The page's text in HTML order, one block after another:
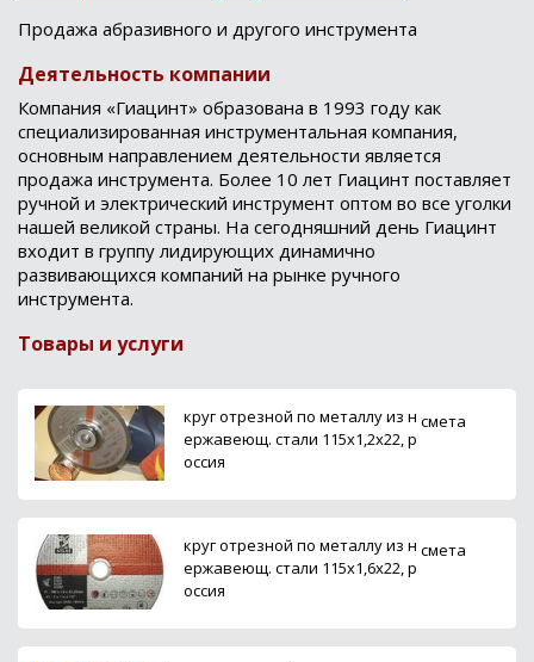
Продажа абразивного и другого инструмента
Деятельность компании
Компания «Гиацинт» образована в 1993 году как
специализированная инструментальная компания,
основным направлением деятельности является
продажа инструмента. Более 10 лет Гиацинт поставляет
ручной и электрический инструмент оптом во все уголки
нашей великой страны. На сегодняшний день Гиацинт
входит в группу лидирующих динамично
развивающихся компаний на рынке ручного
инструмента.
Товары и услуги
круг отрезной по металлу из н
ержавеющ. стали 115х1,2х22, р
оссия
смета
круг отрезной по металлу из н
ержавеющ. стали 115х1,6х22, р
оссия
смета